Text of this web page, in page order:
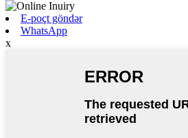
E-poçt göndər
WhatsApp
x